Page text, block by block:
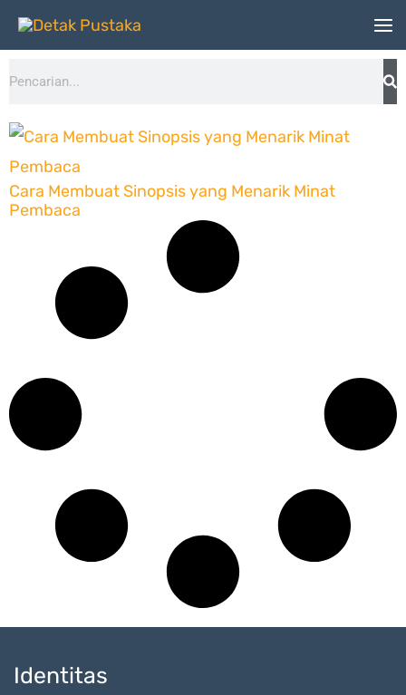
Lewati
konten
Search
Cara Membuat Sinopsis yang Menarik Minat
Pembaca
Identitas